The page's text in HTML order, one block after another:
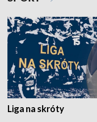
Liga na skróty